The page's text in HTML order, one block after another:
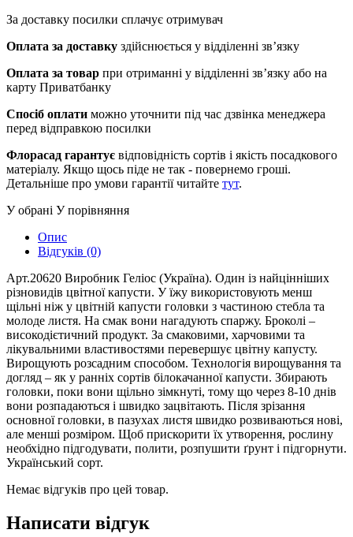
За доставку посилки сплачує отримувач
Оплата за доставку здійснюється у відділенні зв’язку
Оплата за товар при отриманні у відділенні зв’язку або на
карту Приватбанку
Спосіб оплати можно уточнити під час дзвінка менеджера
перед відправкою посилки
Флорасад гарантує відповідність сортів і якість посадкового
матеріалу. Якщо щось піде не так - повернемо гроші.
Детальніше про умови гарантії читайте тут.
У обрані У порівняння
Опис
Відгуків (0)
Арт.20620 Виробник Геліос (Україна). Один із найцінніших
різновидів цвітної капусти. У їжу використовують менш
щільні ніж у цвітній капусти головки з частиною стебла та
молоде листя. На смак вони нагадують спаржу. Броколі –
високодієтичний продукт. За смаковими, харчовими та
лікувальними властивостями перевершує цвітну капусту.
Вирощують розсадним способом. Технологія вирощування та
догляд – як у ранніх сортів білокачанної капусти. Збирають
головки, поки вони щільно зімкнуті, тому що через 8-10 днів
вони розпадаються і швидко зацвітають. Після зрізання
основної головки, в пазухах листя швидко розвиваються нові,
але менші розміром. Щоб прискорити їх утворення, рослину
необхідно підгодувати, полити, розпушити ґрунт і підгорнути.
Український сорт.
Немає відгуків про цей товар.
Написати відгук